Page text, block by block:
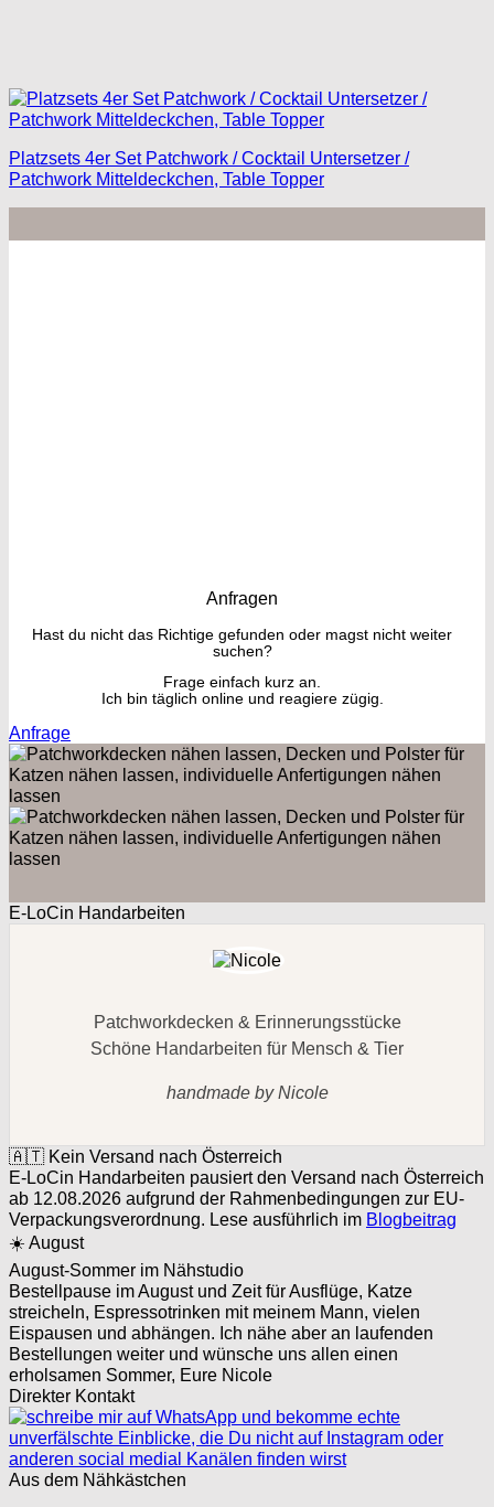
Platzsets 4er Set Patchwork / Cocktail Untersetzer /
Patchwork Mitteldeckchen, Table Topper
Anfragen
Hast du nicht das Richtige gefunden oder magst nicht weiter
suchen?
Frage einfach kurz an.
Ich bin täglich online und reagiere zügig.
Anfrage
E-LoCin Handarbeiten
Patchworkdecken & Erinnerungsstücke
Schöne Handarbeiten für Mensch & Tier
handmade by Nicole
🇦🇹 Kein Versand nach Österreich
E-LoCin Handarbeiten pausiert den Versand nach Österreich
ab 12.08.2026 aufgrund der Rahmenbedingungen zur EU-
Verpackungsverordnung. Lese ausführlich im Blogbeitrag
☀️ August
August-Sommer im Nähstudio
Bestellpause im August und Zeit für Ausflüge, Katze
streicheln, Espressotrinken mit meinem Mann, vielen
Eispausen und abhängen. Ich nähe aber an laufenden
Bestellungen weiter und wünsche uns allen einen
erholsamen Sommer, Eure Nicole
Direkter Kontakt
Aus dem Nähkästchen